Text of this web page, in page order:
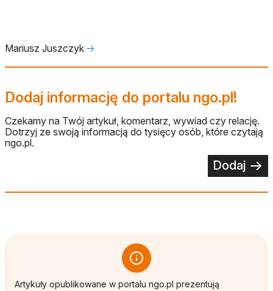
Mariusz Juszczyk 🡢
Dodaj informację do portalu ngo.pl!
Czekamy na Twój artykuł, komentarz, wywiad czy relację.
Dotrzyj ze swoją informacją do tysięcy osób, które czytają
ngo.pl.
Dodaj
Artykuły opublikowane w portalu ngo.pl prezentują